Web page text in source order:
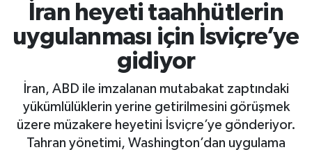
İran heyeti taahhütlerin
uygulanması için İsviçre’ye
gidiyor
İran, ABD ile imzalanan mutabakat zaptındaki
yükümlülüklerin yerine getirilmesini görüşmek
üzere müzakere heyetini İsviçre’ye gönderiyor.
Tahran yönetimi, Washington’dan uygulama